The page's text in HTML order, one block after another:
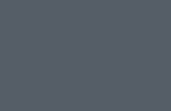
Με
δισ.